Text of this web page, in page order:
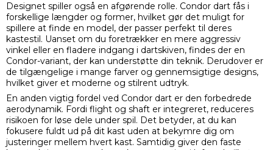
Designet spiller også en afgørende rolle. Condor dart fås i
forskellige længder og former, hvilket gør det muligt for
spillere at finde en model, der passer perfekt til deres
kastestil. Uanset om du foretrækker en mere aggressiv
vinkel eller en fladere indgang i dartskiven, findes der en
Condor-variant, der kan understøtte din teknik. Derudover er
de tilgængelige i mange farver og gennemsigtige designs,
hvilket giver et moderne og stilrent udtryk.
En anden vigtig fordel ved Condor dart er den forbedrede
aerodynamik. Fordi flight og shaft er integreret, reduceres
risikoen for løse dele under spil. Det betyder, at du kan
fokusere fuldt ud på dit kast uden at bekymre dig om
justeringer mellem hvert kast. Samtidig giver den faste